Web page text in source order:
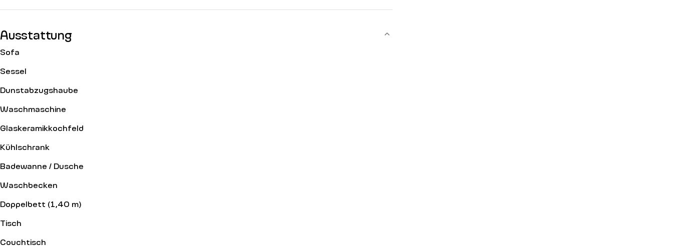
Ausstattung
Sofa
Sessel
Dunstabzugshaube
Waschmaschine
Glaskeramikkochfeld
Kühlschrank
Badewanne / Dusche
Waschbecken
Doppelbett (1,40 m)
Tisch
Couchtisch